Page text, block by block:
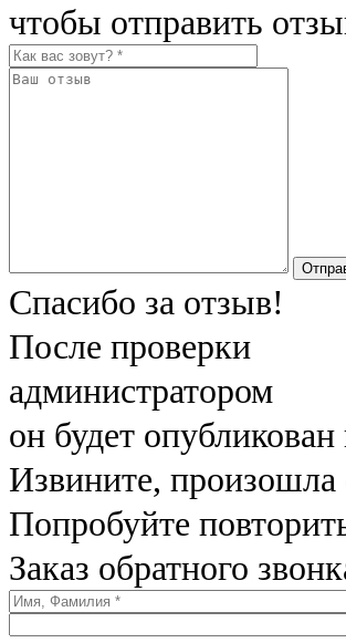
чтобы отправить
Спасибо за отзыв!
После проверки
администратором
он будет опубликован
Извините,
Попробуйте
Заказ обратного